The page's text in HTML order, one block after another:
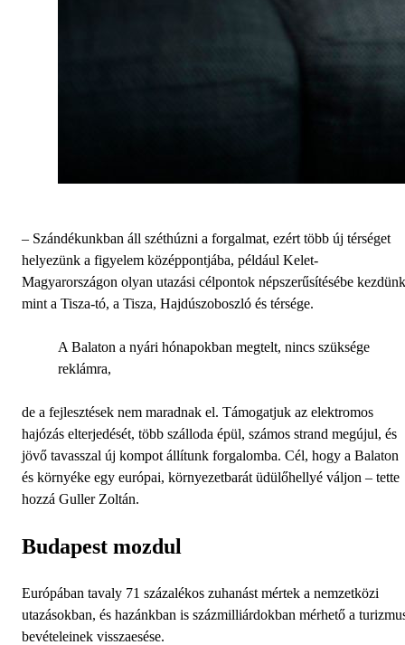
– Szándékunkban áll széthúzni a forgalmat, ezért több új térséget
helyezünk a figyelem középpontjába, például Kelet-
Magyarországon olyan utazási célpontok népszerűsítésébe
mint a Tisza-tó, a Tisza, Hajdúszoboszló és térsége.
A Balaton a nyári hónapokban megtelt, nincs szüksége
reklámra,
de a fejlesztések nem maradnak el. Támogatjuk az elektromos
hajózás elterjedését, több szálloda épül, számos strand megújul, és
jövő tavasszal új kompot állítunk forgalomba. Cél, hogy a Balaton
és környéke egy európai, környezetbarát üdülőhellyé váljon – tette
hozzá Guller Zoltán.
Budapest mozdul
Európában tavaly 71 százalékos zuhanást mértek a nemzetközi
utazásokban, és hazánkban is százmilliárdokban mérhető a
bevételeinek visszaesése.